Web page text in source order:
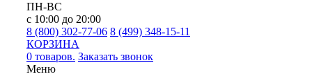
ПН-ВС
с 10:00 до 20:00
8 (800) 302-77-06 8 (499) 348-15-11
КОРЗИНА
0 товаров. Заказать звонок
Меню